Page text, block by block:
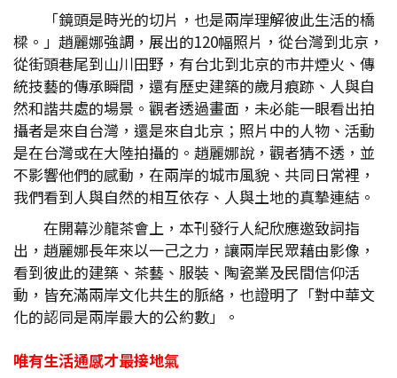
「鏡頭是時光的切片，也是兩岸理解彼此生活的橋
樑。」趙麗娜強調，展出的120幅照片，從台灣到北京，
從街頭巷尾到山川田野，有台北到北京的市井煙火、傳
統技藝的傳承瞬間，還有歷史建築的歲月痕跡、人與自
然和諧共處的場景。觀者透過畫面，未必能一眼看出拍
攝者是來自台灣，還是來自北京；照片中的人物、活動
是在台灣或在大陸拍攝的。趙麗娜說，觀者猜不透，並
不影響他們的感動，在兩岸的城市風貌、共同日常裡，
我們看到人與自然的相互依存、人與土地的真摯連結。
在開幕沙龍茶會上，本刊發行人紀欣應邀致詞指
出，趙麗娜長年來以一己之力，讓兩岸民眾藉由影像，
看到彼此的建築、茶藝、服裝、陶瓷業及民間信仰活
動，皆充滿兩岸文化共生的脈絡，也證明了「對中華文
化的認同是兩岸最大的公約數」。
唯有生活通感才最接地氣